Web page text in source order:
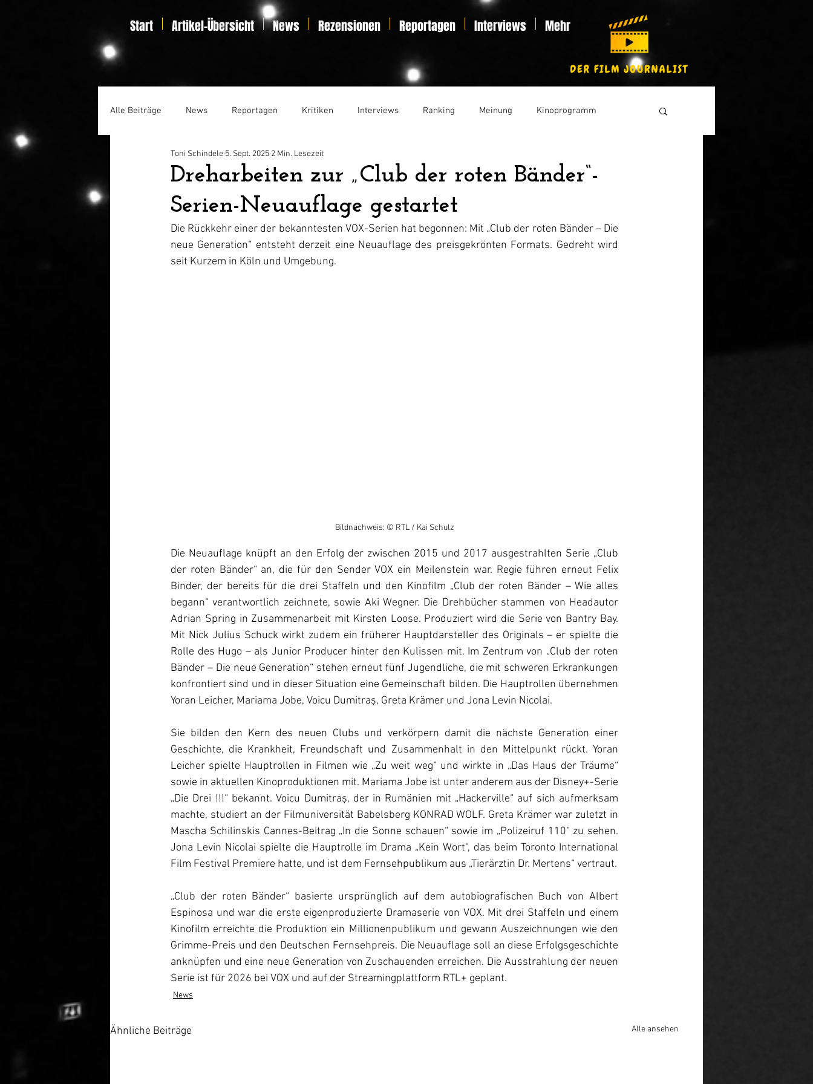
Start Artikel-Übersicht News Rezensionen Reportagen Interviews Mehr
Alle Beiträge News Reportagen Kritiken Interviews Ranking Meinung Kinoprogramm
Home Entertainment Essay
Dreharbeiten zur „Club der roten Bänder“-
Serien-Neuauflage gestartet
Toni Schindele 5. Sept. 2025 2 Min. Lesezeit
Die Rückkehr einer der bekanntesten VOX-Serien hat begonnen: Mit „Club der roten Bänder – Die
neue Generation“ entsteht derzeit eine Neuauflage des preisgekrönten Formats. Gedreht wird
seit Kurzem in Köln und Umgebung.
Bildnachweis: © RTL / Kai Schulz
Die Neuauflage knüpft an den Erfolg der zwischen 2015 und 2017 ausgestrahlten Serie „Club
der roten Bänder“ an, die für den Sender VOX ein Meilenstein war. Regie führen erneut Felix
Binder, der bereits für die drei Staffeln und den Kinofilm „Club der roten Bänder – Wie alles
begann“ verantwortlich zeichnete, sowie Aki Wegner. Die Drehbücher stammen von Headautor
Adrian Spring in Zusammenarbeit mit Kirsten Loose. Produziert wird die Serie von Bantry Bay.
Mit Nick Julius Schuck wirkt zudem ein früherer Hauptdarsteller des Originals – er spielte die
Rolle des Hugo – als Junior Producer hinter den Kulissen mit. Im Zentrum von „Club der roten
Bänder – Die neue Generation“ stehen erneut fünf Jugendliche, die mit schweren Erkrankungen
konfrontiert sind und in dieser Situation eine Gemeinschaft bilden. Die Hauptrollen übernehmen
Yoran Leicher, Mariama Jobe, Voicu Dumitraș, Greta Krämer und Jona Levin Nicolai.
Sie bilden den Kern des neuen Clubs und verkörpern damit die nächste Generation einer
Geschichte, die Krankheit, Freundschaft und Zusammenhalt in den Mittelpunkt rückt. Yoran
Leicher spielte Hauptrollen in Filmen wie „Zu weit weg“ und wirkte in „Das Haus der Träume“
sowie in aktuellen Kinoproduktionen mit. Mariama Jobe ist unter anderem aus der Disney+-Serie
„Die Drei !!!“ bekannt. Voicu Dumitraș, der in Rumänien mit „Hackerville“ auf sich aufmerksam
machte, studiert an der Filmuniversität Babelsberg KONRAD WOLF. Greta Krämer war zuletzt in
Mascha Schilinskis Cannes-Beitrag „In die Sonne schauen“ sowie im „Polizeiruf 110“ zu sehen.
Jona Levin Nicolai spielte die Hauptrolle im Drama „Kein Wort“, das beim Toronto International
„Club der roten Bänder“ basierte ursprünglich auf dem autobiografischen Buch von Albert
Espinosa und war die erste eigenproduzierte Dramaserie von VOX. Mit drei Staffeln und einem
Kinofilm erreichte die Produktion ein Millionenpublikum und gewann Auszeichnungen wie den
Grimme-Preis und den Deutschen Fernsehpreis. Die Neuauflage soll an diese Erfolgsgeschichte
anknüpfen und eine neue Generation von Zuschauenden erreichen. Die Ausstrahlung der neuen
Serie ist für 2026 bei VOX und auf der Streamingplattform RTL+ geplant.
News
Ähnliche Beiträge Alle ansehen